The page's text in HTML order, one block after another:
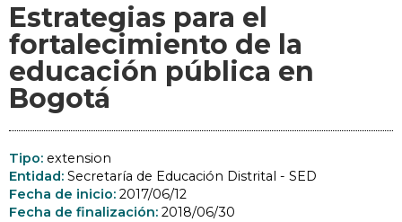
Estrategias para el
fortalecimiento de la
educación pública en
Bogotá
Tipo: extension
Entidad: Secretaría de Educación Distrital - SED
Fecha de inicio: 2017/06/12
Fecha de finalización: 2018/06/30